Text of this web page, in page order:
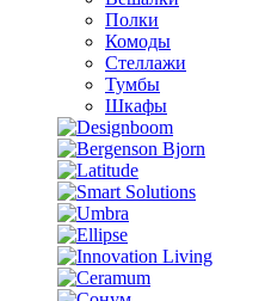
Полки
Комоды
Стеллажи
Тумбы
Шкафы